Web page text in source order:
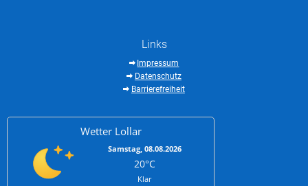
Links
Impressum
Datenschutz
Barrierefreiheit
Wetter Lollar
Samstag, 08.08.2026
20°C
Klar